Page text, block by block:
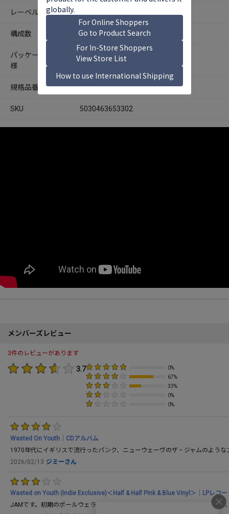
レーベル
構成数 1
パッケージ仕
様
-
規格品番 MALL106452
SKU 5030463653302
メンバーズレビュー
3件のレビューがあります
3.7
0%
67%
33%
0%
0%
Wasted On Youth｜CDアルバム
1970年代にイギリスで流行ったパンク、ニューウェーヴのザ・ジャムのよう
2026/02/13 ジミーさん
Wasted on Youth (Indie Exclusive)＜Half & Half Pink & Blue Vinyl＞｜LPレコー
JAMです。初期のポールウェラー、JAMが好きな方は気に入るかとおもいます